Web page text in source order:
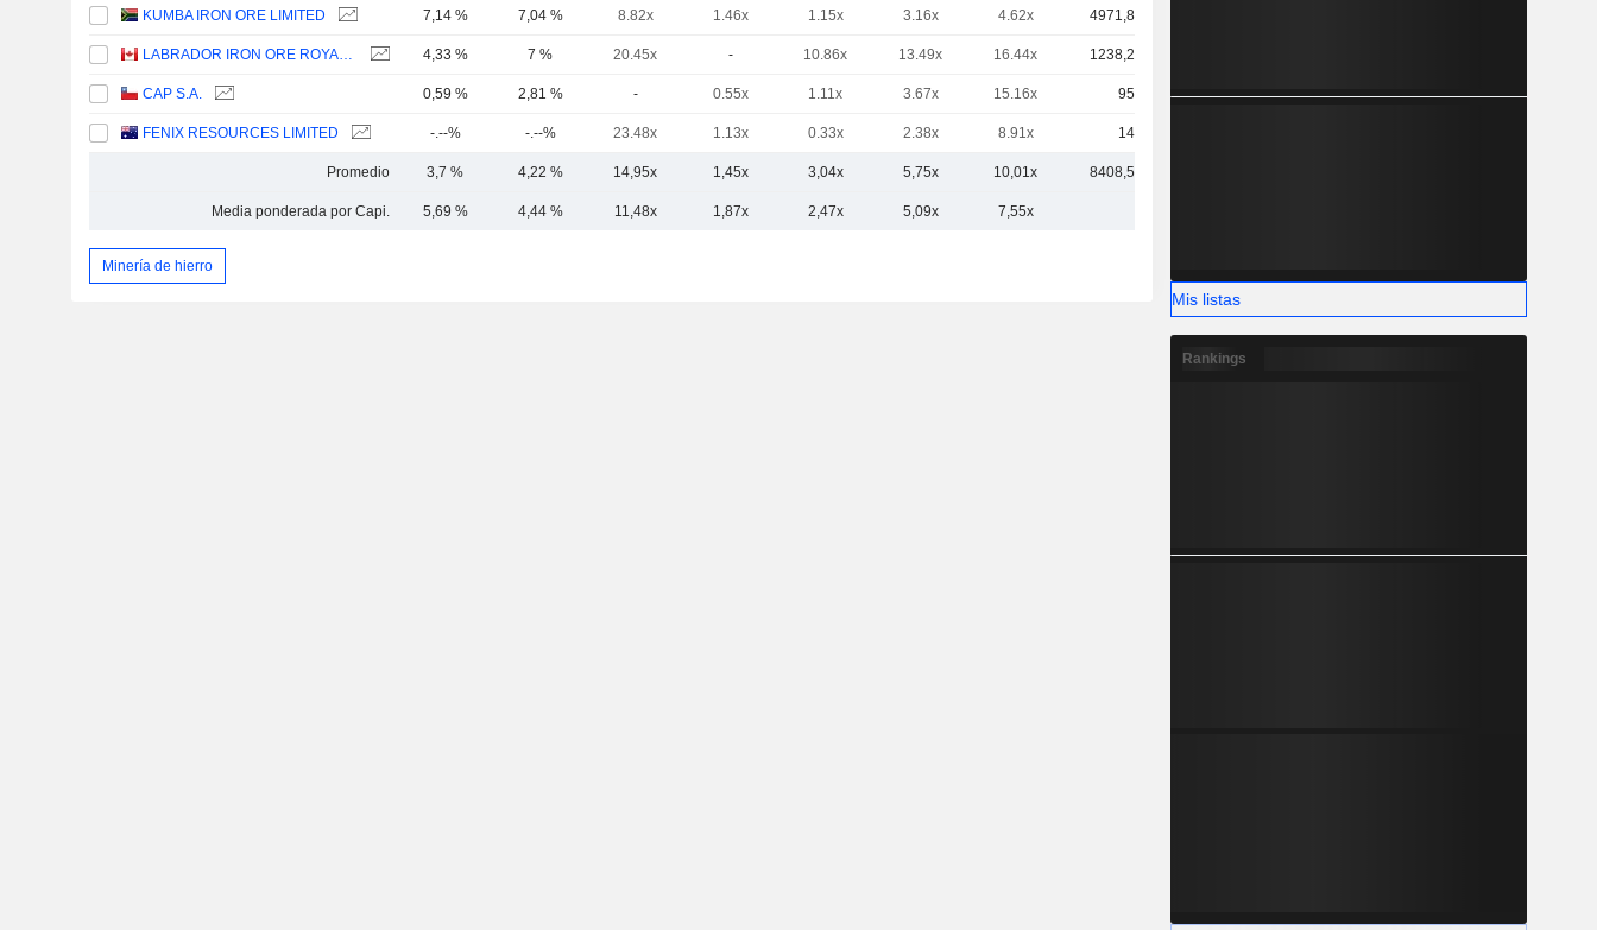
KUMBA IRON ORE LIMITED 7,14 % 7,04 % 8.82x 1.46x 1.15x 3.16x 4.62x 4971,89 M
LABRADOR IRON ORE ROYALTY CORPORATION 4,33 % 7 % 20.45x - 10.86x 13.49x 16.44x 1238,24 M
CAP S.A. 0,59 % 2,81 % - 0.55x 1.11x 3.67x 15.16x 955 M
FENIX RESOURCES LIMITED -.--% -.--% 23.48x 1.13x 0.33x 2.38x 8.91x 145 M
Promedio 3,7 % 4,22 % 14,95x 1,45x 3,04x 5,75x 10,01x 8408,51 M
Media ponderada por Capi. 5,69 % 4,44 % 11,48x 1,87x 2,47x 5,09x 7,55x
Minería de hierro
Mis listas
Rankings